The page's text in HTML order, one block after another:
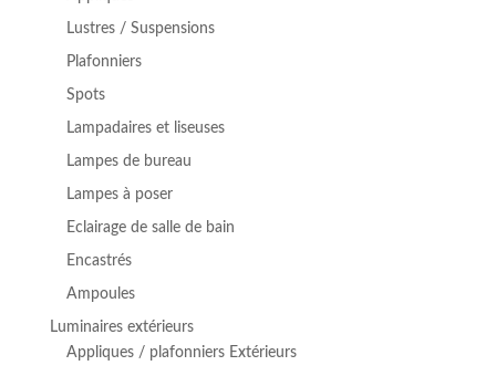
Lustres / Suspensions
Plafonniers
Spots
Lampadaires et liseuses
Lampes de bureau
Lampes à poser
Eclairage de salle de bain
Encastrés
Ampoules
Luminaires extérieurs
Appliques / plafonniers Extérieurs